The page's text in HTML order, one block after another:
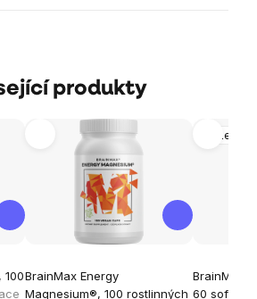
produkty
100BrainMax Energy
Magnesium®, 100 rostlinných
Mozek
BrainMax
60 softgel